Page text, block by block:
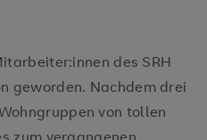
des SRH
geworden. Nachdem drei
von tollen